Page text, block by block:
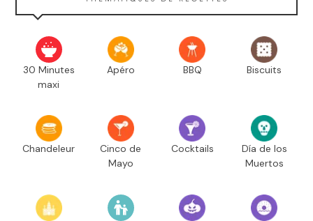
30 Minutes
maxi
Apéro BBQ Biscuits
Chandeleur
Cinco de
Mayo
Cocktails
Día de los
Muertos